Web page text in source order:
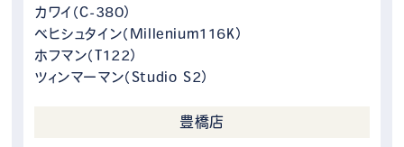
カワイ（C-380）
ベヒシュタイン（Millenium116K）
ホフマン（T122）
ツィンマーマン（Studio S2）
豊橋店